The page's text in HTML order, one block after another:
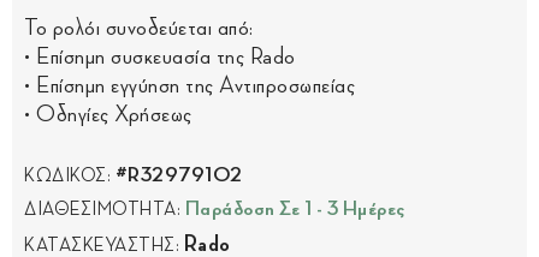
Το ρολόι συνοδεύεται από:
• Επίσημη συσκευασία της Rado
• Επίσημη εγγύηση της Αντιπροσωπείας
• Οδηγίες Χρήσεως
ΚΩΔΙΚΟΣ: #R32979102
ΔΙΑΘΕΣΙΜΟΤΗΤΑ: Παράδοση Σε 1 - 3 Ημέρες
ΚΑΤΑΣΚΕΥΑΣΤΗΣ: Rado